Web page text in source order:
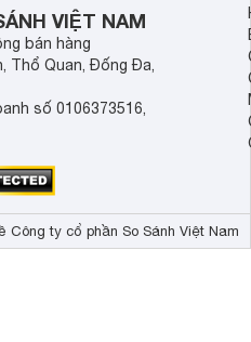
VIỆT NAM
bán hàng
Thổ Quan, Đống Đa,
số 0106373516,
ty cổ phần So Sánh Việt Nam